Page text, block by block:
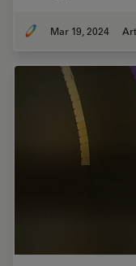
Mar 19, 2024